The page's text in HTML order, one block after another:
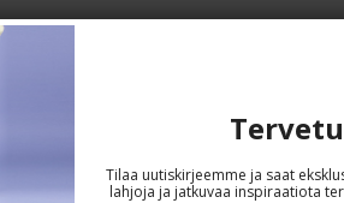
Tilaa uutiskirjeemme ja saat
lahjoja ja jatkuvaa inspiraatiota